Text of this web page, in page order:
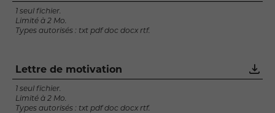
1 seul fichier.
Limité à 2 Mo.
Types autorisés : txt pdf doc docx rtf.
Lettre de motivation
1 seul fichier.
Limité à 2 Mo.
Types autorisés : txt pdf doc docx rtf.